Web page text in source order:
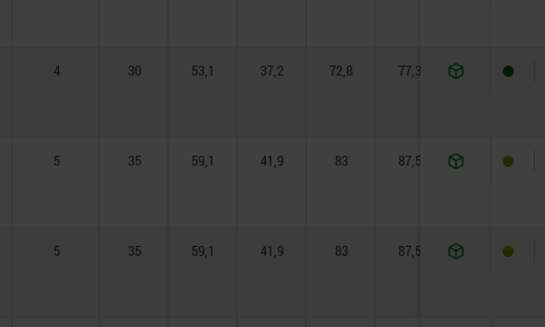
4 30 53,1 37,2 72,8 77,3
5 35 59,1 41,9 83 87,5
5 35 59,1 41,9 83 87,5